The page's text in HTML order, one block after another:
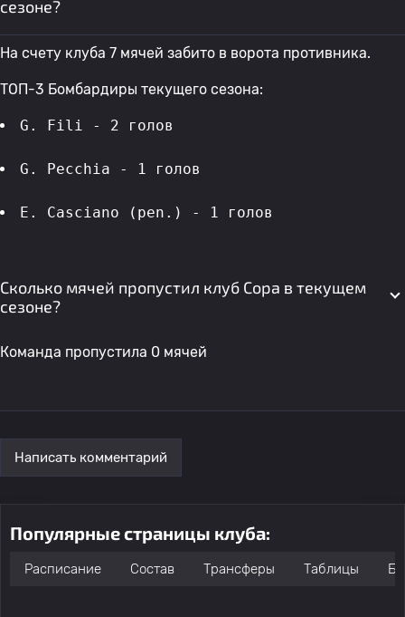
сезоне?
На счету клуба 7 мячей забито в ворота противника.
ТОП-3 Бомбардиры текущего сезона:
G. Fili - 2 голов
G. Pecchia - 1 голов
E. Casciano (pen.) - 1 голов
Сколько мячей пропустил клуб Сора в текущем
сезоне?
Команда пропустила 0 мячей
Написать комментарий
Популярные страницы клуба:
Расписание Состав Трансферы Таблицы